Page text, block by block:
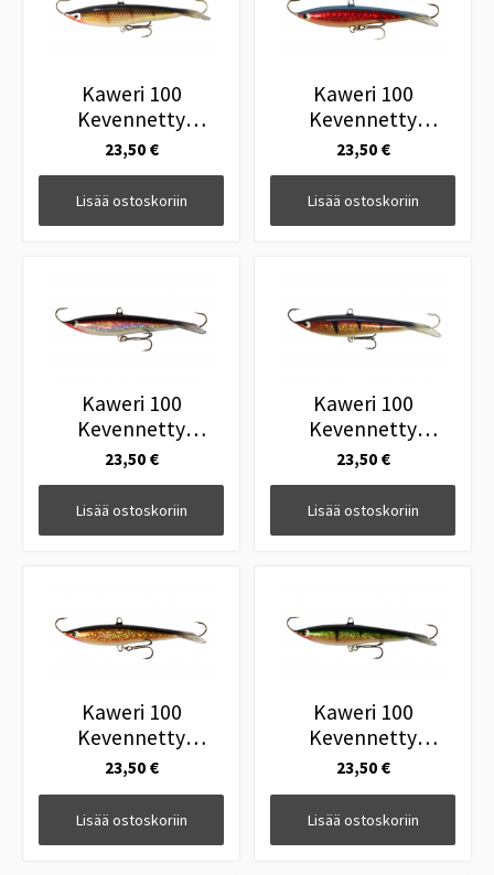
Kaweri 100
Kevennetty
Tasapainopilkki
M2R
23,50 €
Lisää ostoskoriin
Kaweri 100
Kevennetty
Tasapainopilkki
IH10
23,50 €
Lisää ostoskoriin
Kaweri 100
Kevennetty
Tasapainopilkki H3
23,50 €
Lisää ostoskoriin
Kaweri 100
Kevennetty
Tasapainopilkki
IH12
23,50 €
Lisää ostoskoriin
Kaweri 100
Kevennetty
Tasapainopilkki IH2
23,50 €
Lisää ostoskoriin
Kaweri 100
Kevennetty
Tasapainopilkki IH8
23,50 €
Lisää ostoskoriin